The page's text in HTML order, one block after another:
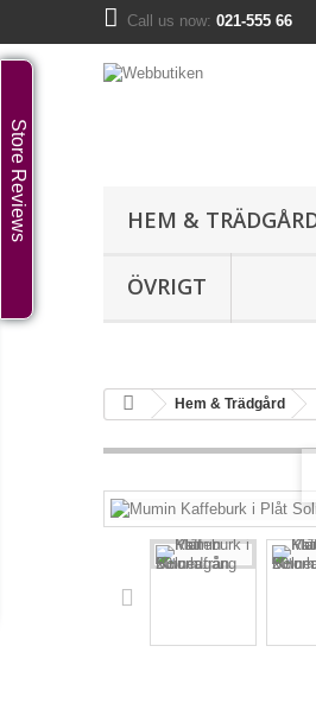
Call us now: 021-555 66
HEM &
ÖVRIGT
Hem & Trädgård
Store Reviews